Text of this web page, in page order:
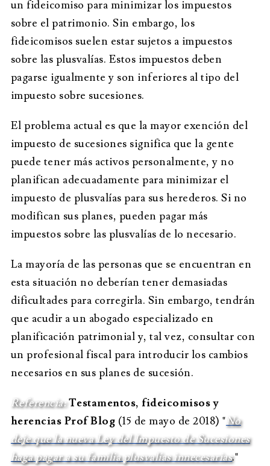
un fideicomiso para minimizar los impuestos
sobre el patrimonio. Sin embargo, los
fideicomisos suelen estar sujetos a impuestos
sobre las plusvalías. Estos impuestos deben
pagarse igualmente y son inferiores al tipo del
impuesto sobre sucesiones.
El problema actual es que la mayor exención del
impuesto de sucesiones significa que la gente
puede tener más activos personalmente, y no
planifican adecuadamente para minimizar el
impuesto de plusvalías para sus herederos. Si no
modifican sus planes, pueden pagar más
impuestos sobre las plusvalías de lo necesario.
La mayoría de las personas que se encuentran en
esta situación no deberían tener demasiadas
dificultades para corregirla. Sin embargo, tendrán
que acudir a un abogado especializado en
planificación patrimonial y, tal vez, consultar con
un profesional fiscal para introducir los cambios
necesarios en sus planes de sucesión.
Referencia:Testamentos, fideicomisos y
herencias Prof Blog (15 de mayo de 2018) "No
deje que la nueva Ley del Impuesto de Sucesiones
haga pagar a su familia plusvalías innecesarias."